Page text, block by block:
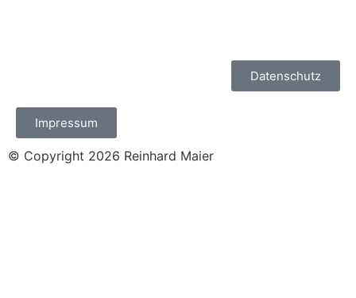
Datenschutz
Impressum
© Copyright 2026 Reinhard Maier